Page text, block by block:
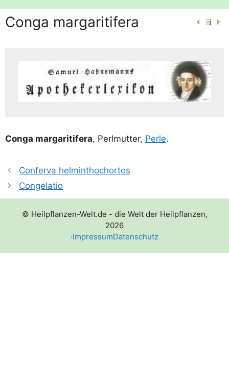
Conga margaritifera
Con­ga mar­ga­ri­ti­fera, Perl­mut­ter, Per­le.
Conferva helminthochortos
Congelatio
© Heilpflanzen-Welt.de - die Welt der Heilpflanzen,
2026
·ImpressumDatenschutz